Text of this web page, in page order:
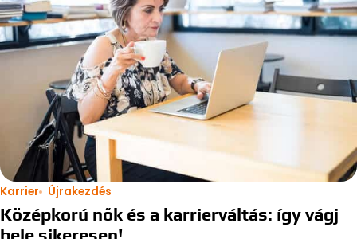
Karrier Újrakezdés
Középkorú nők és a karrierváltás: így vágj
bele sikeresen!